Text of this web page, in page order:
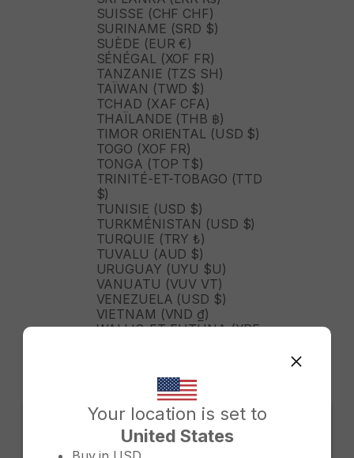
Your location is set to
United States
Change country/region
SUISSE (CHF CHF)
SURINAME (SRD $)
SUÈDE (EUR €)
SÉNÉGAL (XOF FR)
TANZANIE (TZS SH)
TAÏWAN (TWD $)
TCHAD (XAF CFA)
THAÏLANDE (THB ฿)
TIMOR ORIENTAL (USD $)
TOGO (XOF FR)
TONGA (TOP T$)
TRINITÉ-ET-TOBAGO (TTD
$)
TUNISIE (USD $)
TURKMÉNISTAN (USD $)
TURQUIE (TRY ₺)
TUVALU (AUD $)
URUGUAY (UYU $U)
VANUATU (VUV VT)
VENEZUELA (USD $)
VIETNAM (VND ₫)
WALLIS-ET-FUTUNA (XPF
ZIMBABWE (USD $)
ÉMIRATS ARABES UNIS
(AED د.إ)
ÉQUATEUR (USD $)
ÉTATS-UNIS (USD $)